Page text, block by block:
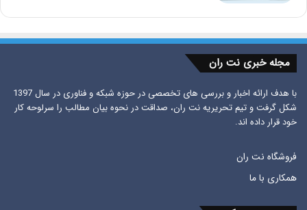
مجله خبری نت ران
با هدف ارائه اخبار و بررسی های تخصصی در حوزه شبکه و فناوری در سال 1397
شکل گرفت و تیم تحریریه نت ران، صداقت در نحوه بیان مطالب را سرلوحه کار
خود قرار داده اند.
فروشگاه نت ران
همکاری با ما